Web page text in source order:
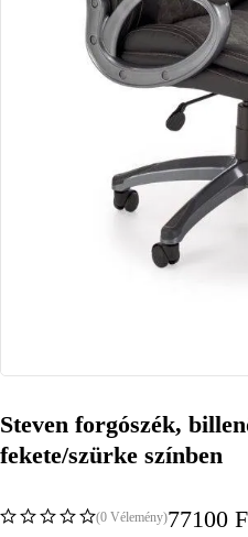
Steven forgószék,
fekete/szürke színben
(0 Vélemény)77100